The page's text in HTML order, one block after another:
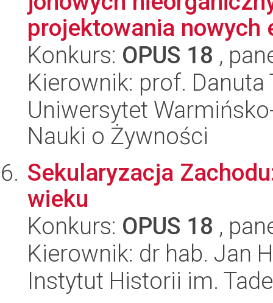
projektowania nowych
Konkurs: OPUS 18 ,
Kierownik: prof. Danuta
Uniwersytet
Nauki o Żywności
Sekularyzacja
wieku
Konkurs: OPUS 18 ,
Kierownik: dr hab. Jan
Instytut Historii im.